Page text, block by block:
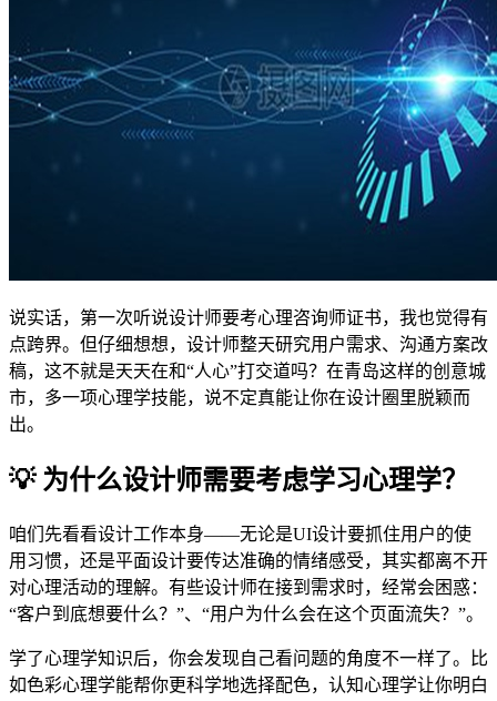
说实话，第一次听说设计师要考心理咨询师证书，我也觉得有
点跨界。但仔细想想，设计师整天研究用户需求、沟通方案改
稿，这不就是天天在和“人心”打交道吗？在青岛这样的创意城
市，多一项心理学技能，说不定真能让你在设计圈里脱颖而
出。
💡 为什么设计师需要考虑学习心理学？
咱们先看看设计工作本身——无论是UI设计要抓住用户的使
用习惯，还是平面设计要传达准确的情绪感受，其实都离不开
对心理活动的理解。有些设计师在接到需求时，经常会困惑：
“客户到底想要什么？”、“用户为什么会在这个页面流失？”。
学了心理学知识后，你会发现自己看问题的角度不一样了。比
如色彩心理学能帮你更科学地选择配色，认知心理学让你明白